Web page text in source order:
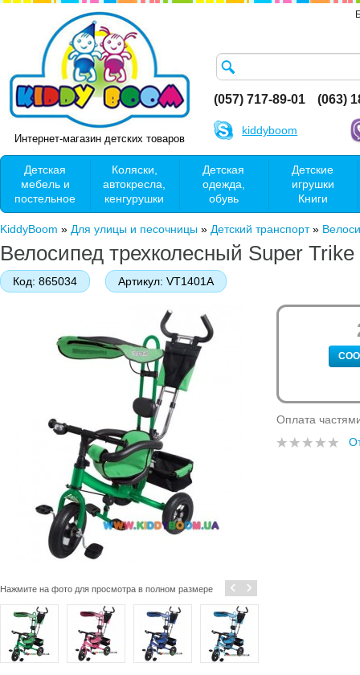
Интернет-магазин детских товаров
(057) 717-89-01 (063)
kiddyboom
Детская
мебель и
постельное
Коляски,
автокресла,
кенгурушки
Детская
одежда,
обувь
Детские
игрушки
Книги
KiddyBoom » Для улицы и песочницы » Детский транспорт »
Велосипед трехколесный Super
Код: 865034 Артикул: VT1401A
Нажмите на фото для просмотра в полном размере ‹ ›
Оплата